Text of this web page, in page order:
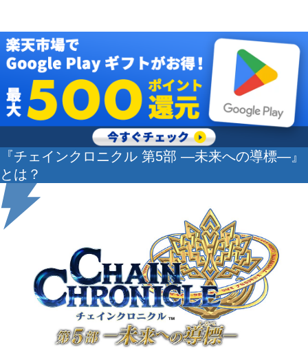
『チェインクロニクル 第5部 ―未来への導標―』
とは？